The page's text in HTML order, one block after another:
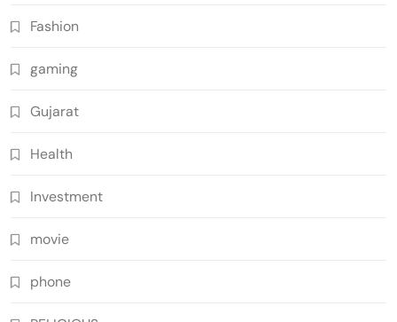
Fashion
gaming
Gujarat
Health
Investment
movie
phone